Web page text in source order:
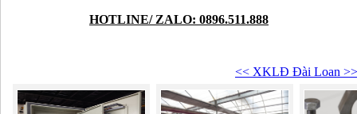
HOTLINE/ ZALO: 0896.511.888
<< XKLĐ Đài Loan >>